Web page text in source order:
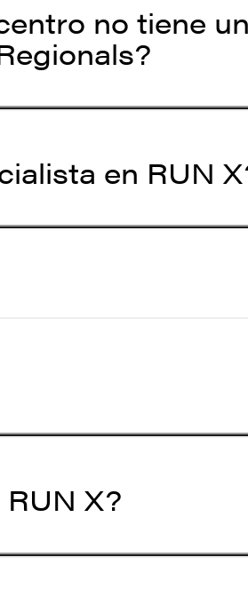
no tiene
en RUN
X?